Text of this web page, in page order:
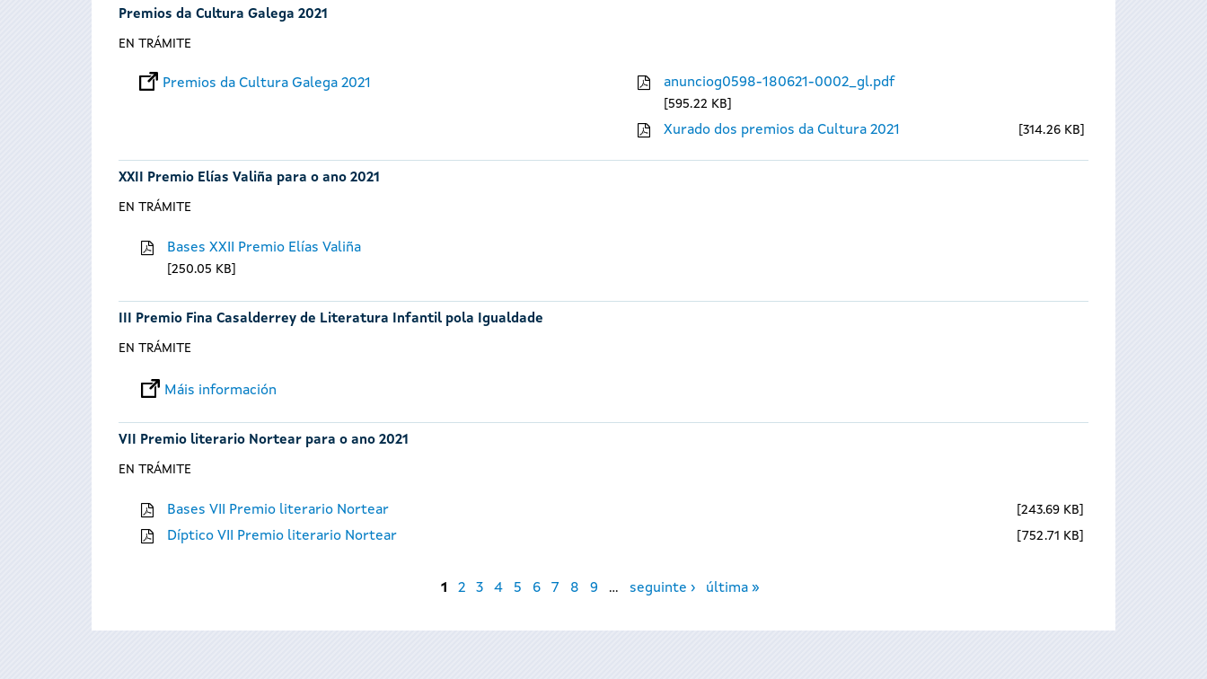
Premios da Cultura Galega 2021
EN TRÁMITE
Premios da Cultura Galega 2021 anunciog0598-180621-0002_gl.pdf
595.22 KB
Xurado dos premios da Cultura 2021 314.26 KB
XXII Premio Elías Valiña para o ano 2021
EN TRÁMITE
Bases XXII Premio Elías Valiña
250.05 KB
III Premio Fina Casalderrey de Literatura Infantil pola Igualdade
EN TRÁMITE
Máis información
VII Premio literario Nortear para o ano 2021
EN TRÁMITE
Bases VII Premio literario Nortear 243.69 KB
Díptico VII Premio literario Nortear 752.71 KB
1 2 3 4 5 6 7 8 9 … seguinte › última »